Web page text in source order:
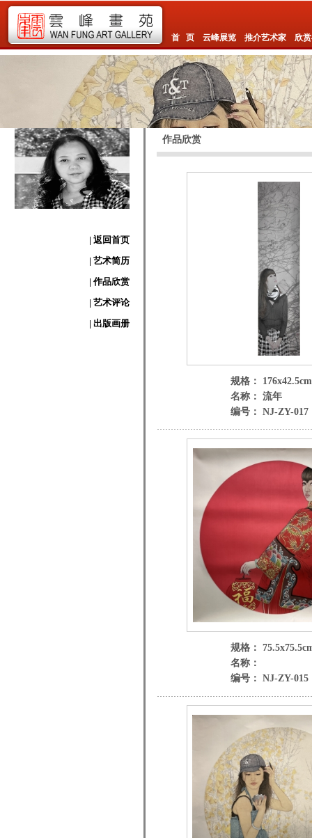
首 页 云峰展览 推介艺术家 欣
| 返回首页
| 艺术简历
| 作品欣赏
| 艺术评论
| 出版画册
作品欣赏
规格： 176x42.5cm
名称： 流年
编号： NJ-ZY-017
规格：
名称：
编号： NJ-ZY-015